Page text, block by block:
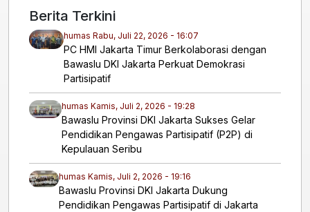
Berita Terkini
humas Rabu, Juli 22, 2026 - 16:07
PC HMI Jakarta Timur Berkolaborasi dengan
Bawaslu DKI Jakarta Perkuat Demokrasi
Partisipatif
humas Kamis, Juli 2, 2026 - 19:28
​Bawaslu Provinsi DKI Jakarta Sukses Gelar
Pendidikan Pengawas Partisipatif (P2P) di
Kepulauan Seribu
humas Kamis, Juli 2, 2026 - 19:16
Bawaslu Provinsi DKI Jakarta Dukung
Pendidikan Pengawas Partisipatif di Jakarta